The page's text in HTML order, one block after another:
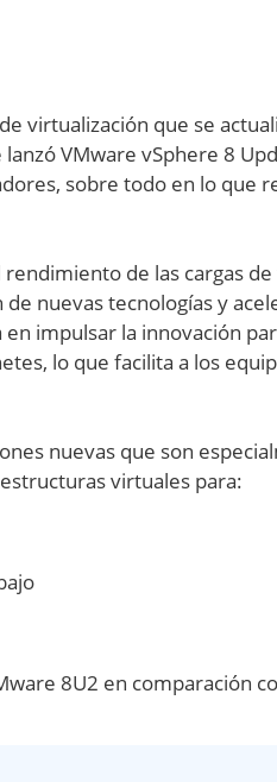
virtualización que se
VMware vSphere 8
sobre todo en lo que
de las cargas
nuevas tecnologías y
impulsar la innovación
lo que facilita a los
nuevas que son
virtuales para:
8U2 en comparación